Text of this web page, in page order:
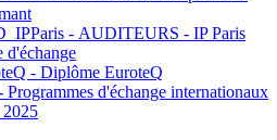
- AUDITEURS - IP Paris
d'échange
- Diplôme EuroteQ
Programmes d'échange internationaux
2025